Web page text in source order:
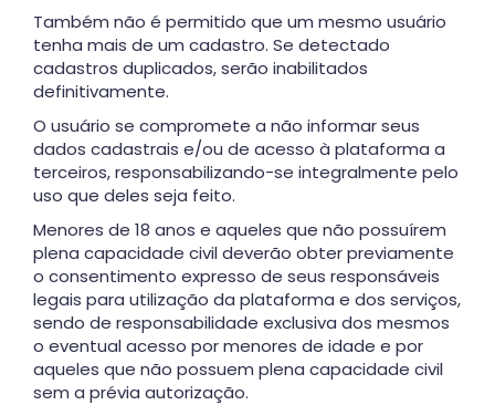
Também não é permitido que um mesmo usuário
tenha mais de um cadastro. Se detectado
cadastros duplicados, serão inabilitados
definitivamente.
O usuário se compromete a não informar seus
dados cadastrais e/ou de acesso à plataforma a
terceiros, responsabilizando-se integralmente pelo
uso que deles seja feito.
Menores de 18 anos e aqueles que não possuírem
plena capacidade civil deverão obter previamente
o consentimento expresso de seus responsáveis
legais para utilização da plataforma e dos serviços,
sendo de responsabilidade exclusiva dos mesmos
o eventual acesso por menores de idade e por
aqueles que não possuem plena capacidade civil
sem a prévia autorização.